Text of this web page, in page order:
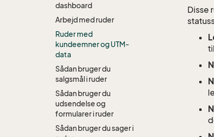
dashboard
Arbejd med ruder
Ruder med
kundeemner og UTM-
data
Sådan bruger du
salgsmål i ruder
Sådan bruger du
udsendelse og
formularer i ruder
Sådan bruger du sager i
Disse